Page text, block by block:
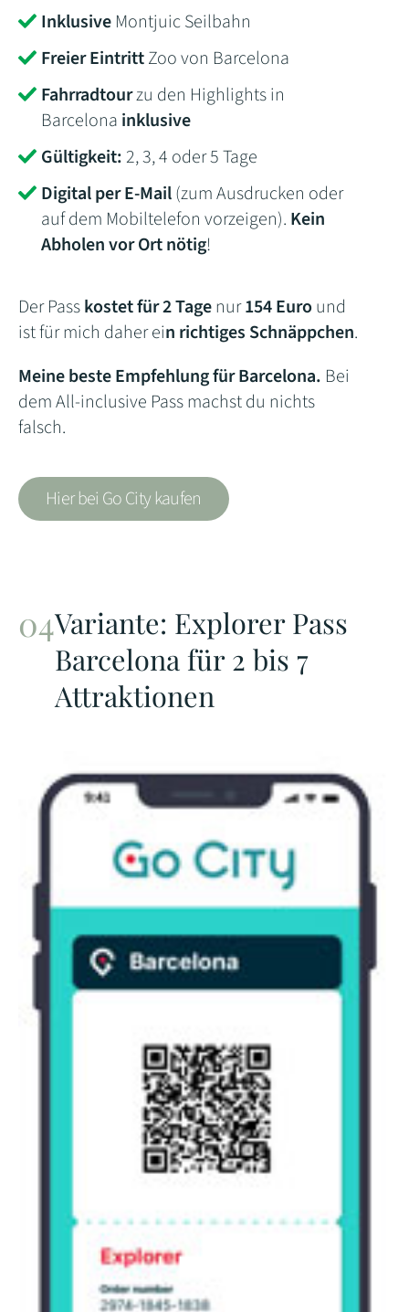
Inklusive Montjuic Seilbahn
Freier EintrittZoo von Barcelona
Fahrradtourzu den Highlights in
Barcelona inklusive
Gültigkeit:2, 3, 4 oder 5 Tage
Digital per E-Mail(zum Ausdrucken oder
auf dem Mobiltelefon vorzeigen). Kein
Abholen vor Ort nötig!
Der Passkostet für 2 Tagenur154 Euround
ist für mich daher ein richtiges Schnäppchen.
Meine beste Empfehlung für Barcelona. Bei
dem All-inclusive Pass machst du nichts
falsch.
Hier bei Go City kaufen
Variante: Explorer Pass
Barcelona für 2 bis 7
Attraktionen